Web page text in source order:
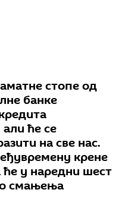
стопе од
банке
ће се
на све нас.
крене
ће у наредни шест
смањења